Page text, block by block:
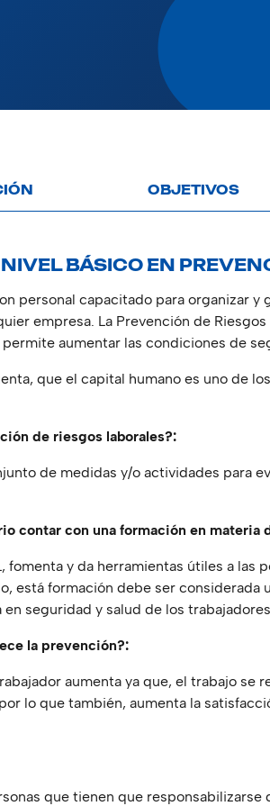
OBJETIVOS
BÁSICO EN
personal capacitado para organizar
empresa. La Prevención de
aumentar las condiciones de
que el capital humano es uno de
de riesgos laborales?:
de medidas y/o actividades para
contar con una formación en
fomenta y da herramientas útiles a
está formación debe ser considerada
seguridad y salud de los trabajadores.
la prevención?:
aumenta ya que, el trabajo se
lo que también, aumenta la
que tienen que responsabilizarse